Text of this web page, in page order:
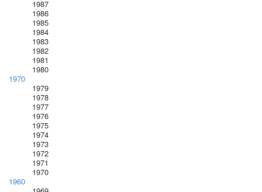
1987
1986
1985
1984
1983
1982
1981
1980
1970
1979
1978
1977
1976
1975
1974
1973
1972
1971
1970
1960